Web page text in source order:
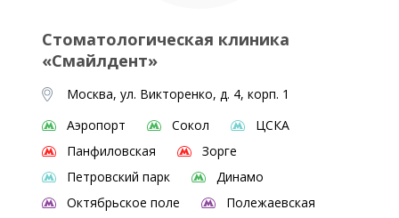
Стоматологическая клиника
«Смайлдент»
Москва, ул. Викторенко, д. 4, корп. 1
Аэропорт
Сокол
ЦСКА
Панфиловская
Зорге
Петровский парк
Динамо
Октябрьское поле
Полежаевская